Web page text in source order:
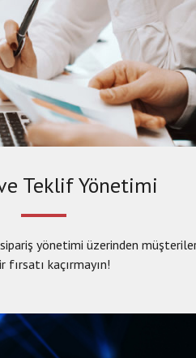
Teklif Yönetimi
yönetimi üzerinden
fırsatı kaçırmayın!